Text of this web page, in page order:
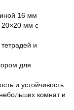
16 мм
20×20 мм с
и
для
и устойчивость
комнат и